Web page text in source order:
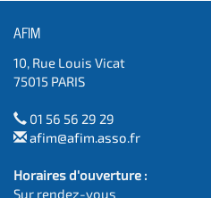
AFIM
10, Rue Louis Vicat
75015 PARIS
01 56 56 29 29
afim@afim.asso.fr
Horaires d'ouverture :
Sur rendez-vous